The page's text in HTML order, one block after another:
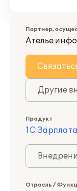
Партнер,
Ателье
Другие
Продукт
Отрасль /